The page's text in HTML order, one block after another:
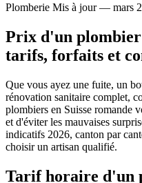
Plomberie Mis à jour — mars
Prix d'un plombier
tarifs, forfaits et
Que vous ayez une fuite, un
rénovation sanitaire complet,
plombiers en Suisse romande
et d'éviter les mauvaises
indicatifs 2026, canton par
choisir un artisan qualifié.
Tarif horaire d'un